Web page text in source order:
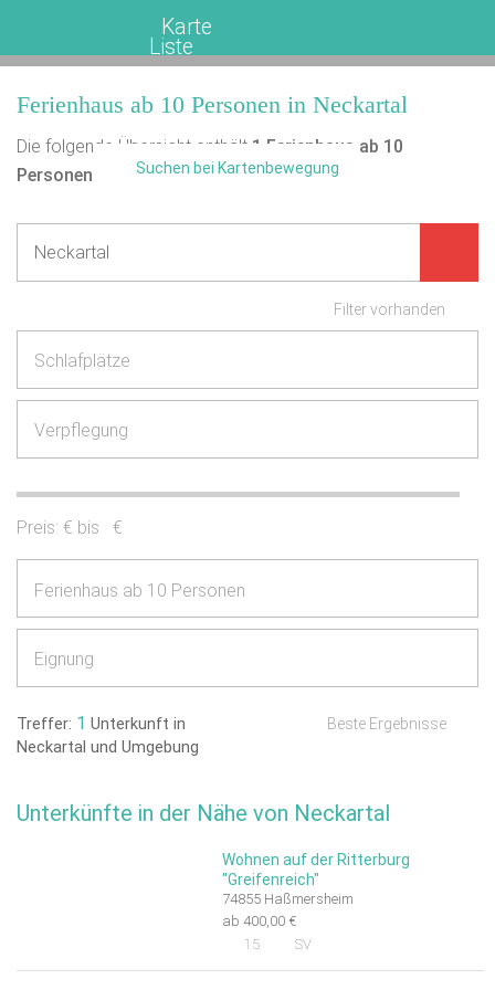
Karte
Liste
Ferienhaus ab 10 Personen in Neckartal
Die folgende Übersicht enthält 1 Ferienhaus ab 10
Personen in Neckartal.
Filter vorhanden
Schlafplätze
Verpflegung
Preis: € bis €
Ferienhaus ab 10 Personen
Eignung
Treffer: 1 Unterkunft in
Neckartal und Umgebung
Beste Ergebnisse
Unterkünfte in der Nähe von Neckartal
Wohnen auf der Ritterburg
"Greifenreich"
74855 Haßmersheim
ab 400,00 €
15
SV
Suchen bei Kartenbewegung